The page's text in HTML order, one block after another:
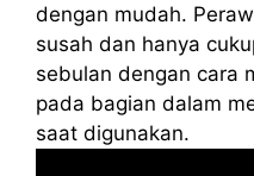
dengan mudah.
susah dan hanya
sebulan dengan cara
pada bagian dalam
saat digunakan.